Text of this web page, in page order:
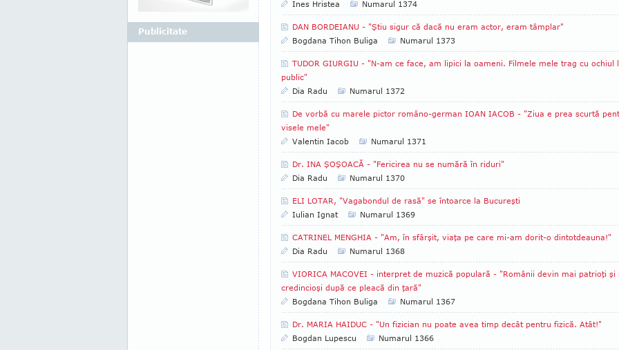
Ines Hristea
Numarul 1374
DAN BORDEIANU - "Ştiu sigur că dacă nu eram actor, eram tâmplar"
Bogdana Tihon Buliga
Numarul 1373
TUDOR GIURGIU - "N-am ce face, am lipici la oameni. Filmele mele trag cu ochiul
public"
Dia Radu
Numarul 1372
De vorbă cu marele pictor româno-german IOAN IACOB - "Ziua e prea scurtă
visele mele"
Valentin Iacob
Numarul 1371
Dr. INA ŞOŞOACĂ - "Fericirea nu se numără în riduri"
Dia Radu
Numarul 1370
ELI LOTAR, "Vagabondul de rasă" se întoarce la Bucureşti
Iulian Ignat
Numarul 1369
CATRINEL MENGHIA - "Am, în sfârşit, viaţa pe care mi-am dorit-o dintotdeauna!"
Dia Radu
Numarul 1368
VIORICA MACOVEI - interpret de muzică populară - "Românii devin mai patrioţi şi
credincioşi după ce pleacă din ţară"
Bogdana Tihon Buliga
Numarul 1367
Dr. MARIA HAIDUC - "Un fizician nu poate avea timp decât pentru fizică. Atât!"
Bogdan Lupescu
Numarul 1366
Publicitate